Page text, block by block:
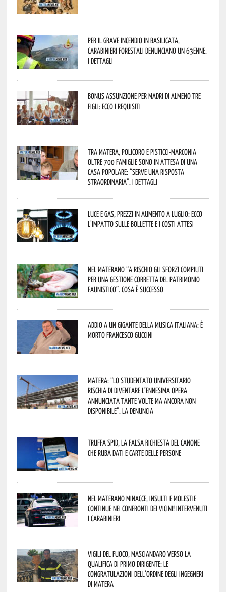
Per il grave incendio in Basilicata,
Carabinieri forestali denunciano un 63enne.
I dettagli
Bonus assunzione per madri di almeno tre
figli: ecco i requisiti
Tra Matera, Policoro e Pisticci-Marconia
oltre 700 famiglie sono in attesa di una
casa popolare: “serve una risposta
straordinaria”. I dettagli
Luce e gas, prezzi in aumento a luglio: ecco
l’impatto sulle bollette e i costi attesi
Nel materano “a rischio gli sforzi compiuti
per una gestione corretta del patrimonio
faunistico”. Cosa è successo
Addio a un gigante della musica italiana: è
morto Francesco Guccini
Matera: “Lo studentato universitario
rischia di diventare l’ennesima opera
annunciata tante volte ma ancora non
disponibile”. La denuncia
Truffa Spid, la falsa richiesta del canone
che ruba dati e carte delle persone
Nel materano minacce, insulti e molestie
continue nei confronti dei vicini! Intervenuti
i Carabinieri
Vigili del Fuoco, Masciandaro verso la
qualifica di Primo Dirigente: le
congratulazioni dell’Ordine degli Ingegneri
di Matera